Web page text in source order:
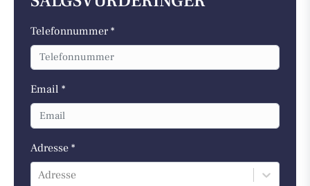
Telefonnummer *
Email *
Adresse *
Adresse